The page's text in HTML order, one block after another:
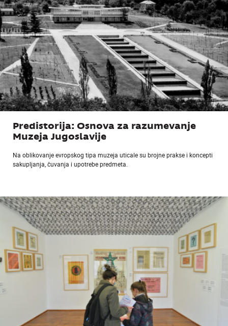
Predistorija: Osnova za razumevanje
Muzeja Jugoslavije
Na oblikovanje evropskog tipa muzeja uticale su brojne prakse i koncepti
sakupljanja, čuvanja i upotrebe predmeta.